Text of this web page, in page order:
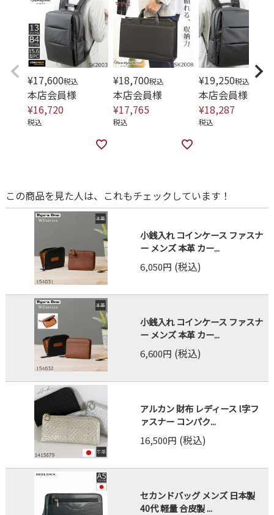
¥17,600税込
本店会員様
¥16,720
税込
¥18,700税込
本店会員様
¥17,765
税込
¥19,250税込
本店会員様
¥18,287
税込
この商品を見た人は、これもチェックしています！
小銭入れ コインケース ファスナ
ー メンズ 本革 カー...
6,050円 (税込)
小銭入れ コインケース ファスナ
ー メンズ 本革 カー...
6,600円 (税込)
アルカン 財布 レディース l字フ
ァスナー コンパク...
16,500円 (税込)
セカンドバッグ メンズ 日本製
40代 軽量 合皮製 ...